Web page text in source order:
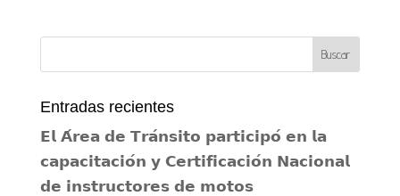
Entradas recientes
𝗘𝗹 𝗔́𝗿𝗲𝗮 𝗱𝗲 𝗧𝗿𝗮́𝗻𝘀𝗶𝘁𝗼 𝗽𝗮𝗿𝘁𝗶𝗰𝗶𝗽𝗼́ 𝗲𝗻 𝗹𝗮
𝗰𝗮𝗽𝗮𝗰𝗶𝘁𝗮𝗰𝗶𝗼́𝗻 𝘆 𝗖𝗲𝗿𝘁𝗶𝗳𝗶𝗰𝗮𝗰𝗶𝗼́𝗻 𝗡𝗮𝗰𝗶𝗼𝗻𝗮𝗹
𝗱𝗲 𝗶𝗻𝘀𝘁𝗿𝘂𝗰𝘁𝗼𝗿𝗲𝘀 𝗱𝗲 𝗺𝗼𝘁𝗼𝘀